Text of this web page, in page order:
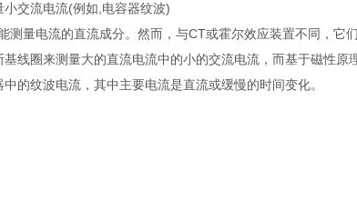
小交流电流(例如,电容器纹波)
电流的直流成分。然而，与CT或霍尔效应装置不同，它
线圈来测量大的直流电流中的小的交流电流，而基于磁性
的纹波电流，其中主要电流是直流或缓慢的时间变化。